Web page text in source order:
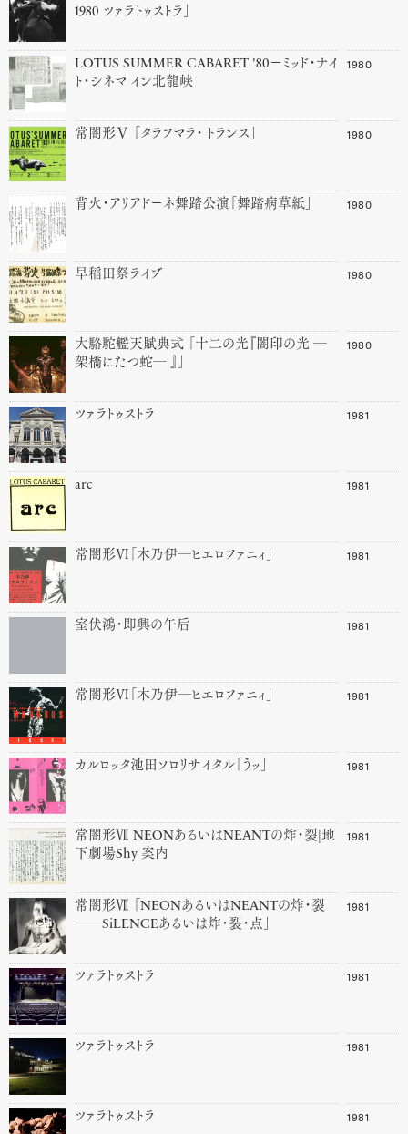
1980 ツァラトゥストラ」
LOTUS SUMMER CABARET '80ーミッド・ナイ
ト・シネマ イン北龍峡
1980
常闇形Ⅴ 「タラフマラ・ トランス」 1980
背火・アリアドーネ舞踏公演「舞踏病草紙」 1980
早稲田祭ライブ 1980
大駱駝艦天賦典式 「十二の光『闇印の光 ─
架橋にたつ蛇─ 』」
1980
ツァラトゥストラ 1981
arc 1981
常闇形Ⅵ「木乃伊─ヒエロファニィ」 1981
室伏鴻・即興の午后 1981
常闇形Ⅵ「木乃伊─ヒエロファニィ」 1981
カルロッタ池田ソロリサイタル「うッ」 1981
常闇形Ⅶ NEONあるいはNEANTの炸・裂|地
下劇場Shy 案内
1981
常闇形Ⅶ 「NEONあるいはNEANTの炸・裂
──SiLENCEあるいは炸・裂・点」
1981
ツァラトゥストラ 1981
ツァラトゥストラ 1981
ツァラトゥストラ 1981